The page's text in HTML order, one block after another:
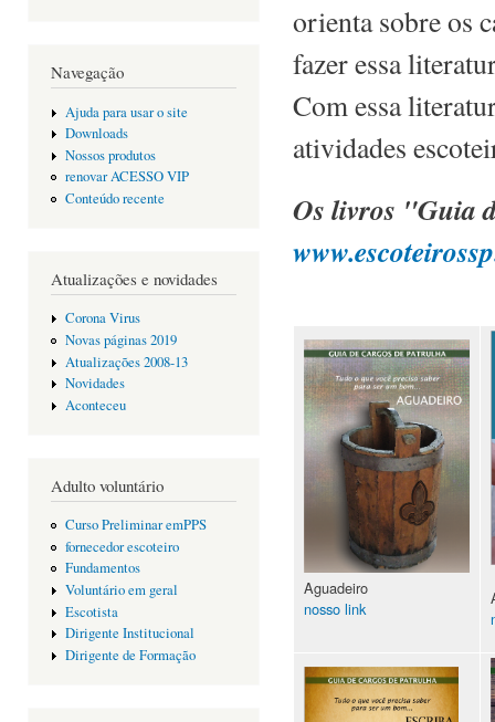
Navegação
Ajuda para usar o site
Downloads
Nossos produtos
renovar ACESSO VIP
Conteúdo recente
Atualizações e novidades
Corona Virus
Novas páginas 2019
Atualizações 2008-13
Novidades
Aconteceu
Adulto voluntário
Curso Preliminar emPPS
fornecedor escoteiro
Fundamentos
Voluntário em geral
Escotista
Dirigente Institucional
Dirigente de Formação
orienta sobre os
fazer essa
Com essa
atividades
Os livros "Guia
Aguadeiro
nosso link